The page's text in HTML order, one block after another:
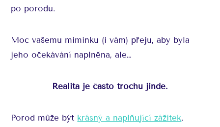
po porodu.
Moc vašemu miminku (i vám) přeju, aby byla
jeho očekávání naplněna, ale…
Realita je často trochu jinde.
Porod může být krásný a naplňující zážitek.